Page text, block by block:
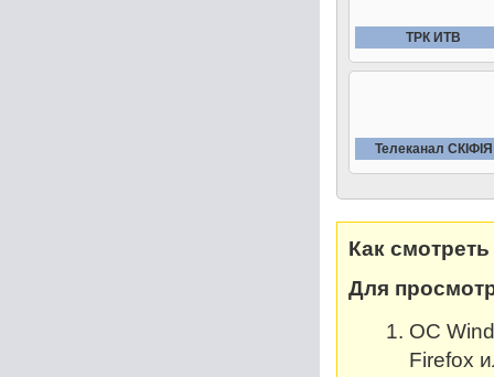
ТРК ИТВ
Телеканал СКIФIЯ
Как
Для
OC
Firefox